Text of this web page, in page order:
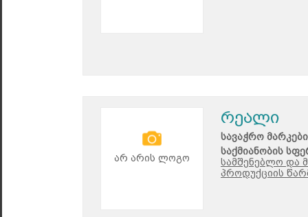
არ არის ლოგო
რეალი
სავაჭრო
საქმიანობის
სამშენებლო და
პროდუქციის